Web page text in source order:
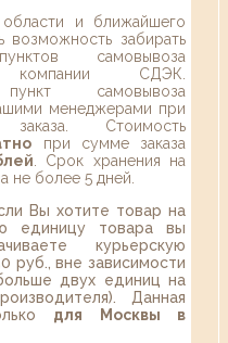
и ближайшего
возможность забирать
самовывоза
компании СДЭК.
самовывоза
менеджерами при
заказа. Стоимость
при сумме заказа
. Срок хранения на
не более 5 дней.
Вы хотите товар на
единицу товара вы
курьерскую
руб., вне зависимости
двух единиц на
Данная
для Москвы в